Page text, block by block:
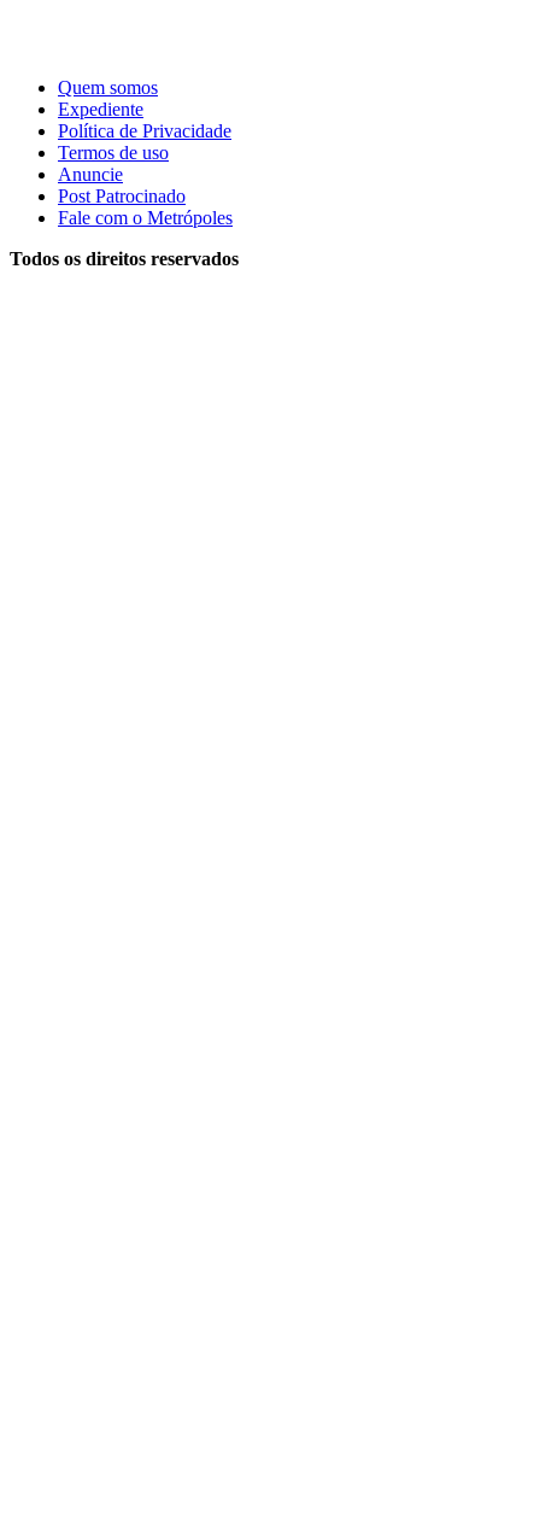
Quem somos
Expediente
Política de Privacidade
Termos de uso
Anuncie
Post Patrocinado
Fale com o Metrópoles
Todos os direitos reservados